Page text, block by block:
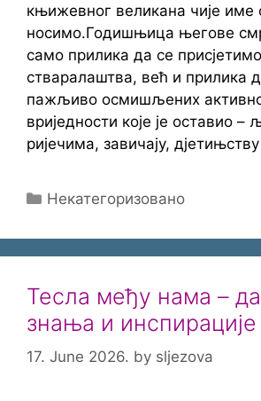
књижевног великана чије име
носимо.Годишњица његове
само прилика да се
стваралаштва, већ и прилика
пажљиво осмишљених
вриједности које је оставио –
ријечима, завичају,
Categories
Некатегоризовано
Тесла међу нама –
знања и инспирације
17. June 2026. by sljezova